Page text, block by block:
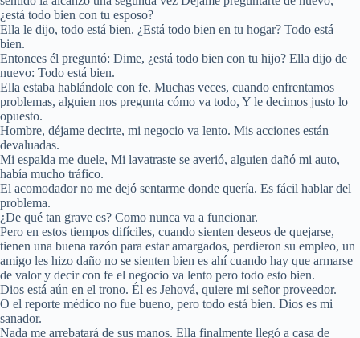
¿está todo bien con tu esposo?
Ella le dijo, todo está bien. ¿Está todo bien en tu hogar? Todo está
bien.
Entonces él preguntó: Dime, ¿está todo bien con tu hijo? Ella dijo de
nuevo: Todo está bien.
Ella estaba hablándole con fe. Muchas veces, cuando enfrentamos
problemas, alguien nos pregunta cómo va todo, Y le decimos justo lo
opuesto.
Hombre, déjame decirte, mi negocio va lento. Mis acciones están
devaluadas.
Mi espalda me duele, Mi lavatraste se averió, alguien dañó mi auto,
había mucho tráfico.
El acomodador no me dejó sentarme donde quería. Es fácil hablar del
problema.
¿De qué tan grave es? Como nunca va a funcionar.
Pero en estos tiempos difíciles, cuando sienten deseos de quejarse,
tienen una buena razón para estar amargados, perdieron su empleo, un
amigo les hizo daño no se sienten bien es ahí cuando hay que armarse
de valor y decir con fe el negocio va lento pero todo esto bien.
Dios está aún en el trono. Él es Jehová, quiere mi señor proveedor.
O el reporte médico no fue bueno, pero todo está bien. Dios es mi
sanador.
Nada me arrebatará de sus manos. Ella finalmente llegó a casa de